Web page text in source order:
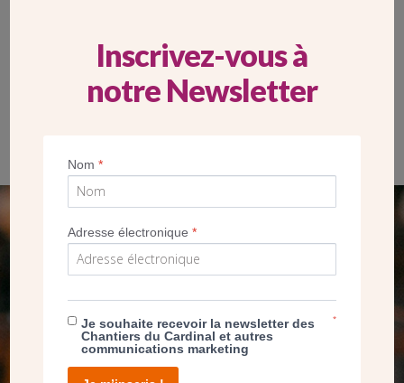
SEUL VOTRE DON
NOUS PERMET D’AGIR
FAIRE UN DON
Inscrivez-vous à
notre Newsletter
Nom*
Adresse électronique*
Je souhaite recevoir la newsletter des
Chantiers du Cardinal et autres
communications marketing
*